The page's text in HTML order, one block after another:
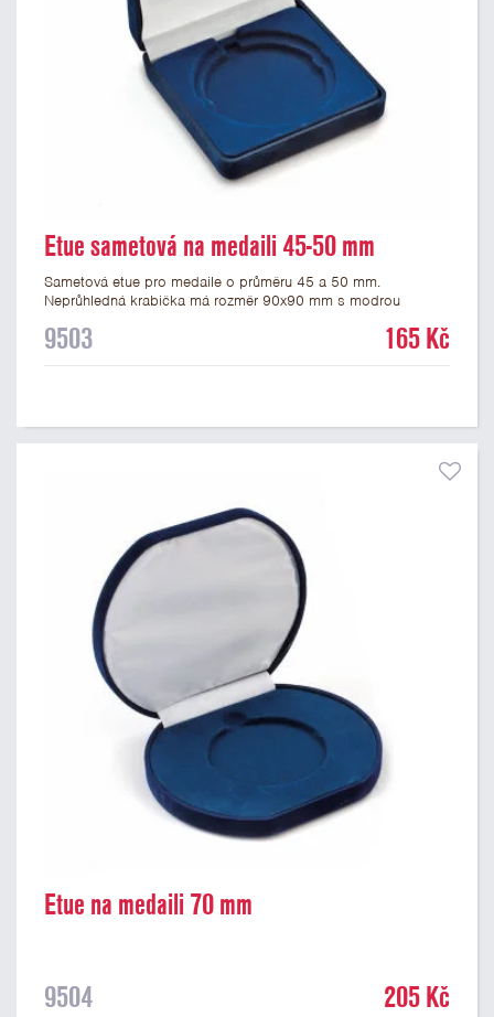
Etue sametová na medaili 45-50 mm
Sametová etue pro medaile o průměru 45 a 50 mm.
Neprůhledná krabička má rozměr 90x90 mm s modrou
vhodné pro pamětní medaile a pro významné sportovní či
9503 165 Kč
Etue na medaili 70 mm
9504 205 Kč